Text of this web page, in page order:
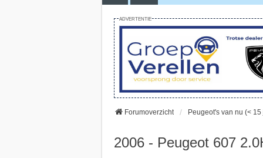
ADVERTENTIE
Forumoverzicht Peugeot's van nu (<
2006 - Peugeot 607